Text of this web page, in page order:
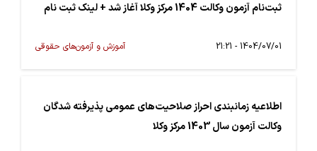
ثبت‌نام آزمون وکالت 1404 مرکز وکلا آغاز شد + لینک ثبت نام
1404/07/01 - 21:21 آموزش و آزمون‌های حقوقی
اطلاعیه زمانبندی احراز صلاحیت‌های عمومی پذیرفته شدگان
وکالت آزمون سال 1403 مرکز وکلا